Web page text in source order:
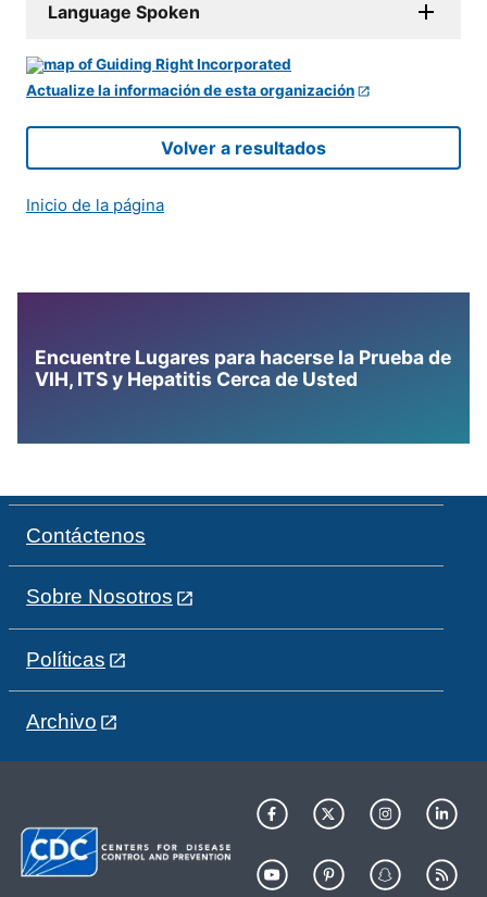
Language Spoken
Actualize la información de esta organización
Volver a resultados
Inicio de la página
Encuentre Lugares para hacerse la Prueba de
VIH, ITS y Hepatitis Cerca de Usted
Contáctenos
Sobre Nosotros
Políticas
Archivo